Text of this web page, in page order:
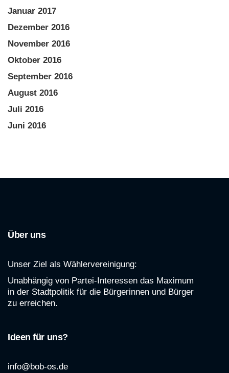
Januar 2017
Dezember 2016
November 2016
Oktober 2016
September 2016
August 2016
Juli 2016
Juni 2016
Über uns
Unser Ziel als Wählervereinigung:
Unabhängig von Partei-Interessen das Maximum
in der Stadtpolitik für die Bürgerinnen und Bürger
zu erreichen.
Ideen für uns?
info@bob-os.de